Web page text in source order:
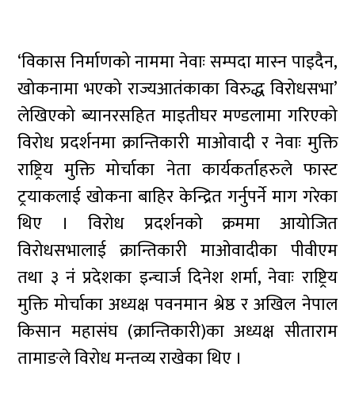
‘विकास निर्माणको नाममा नेवाः सम्पदा मास्न पाइदैन,
खोकनामा भएको राज्यआतंकाका विरुद्ध विरोधसभा’
लेखिएको ब्यानरसहित माइतीघर मण्डलामा गरिएको
विरोध प्रदर्शनमा क्रान्तिकारी माओवादी र नेवाः मुक्ति
राष्ट्रिय मुक्ति मोर्चाका नेता कार्यकर्ताहरुले फास्ट
ट्रयाकलाई खोकना बाहिर केन्द्रित गर्नुपर्ने माग गरेका
थिए । विरोध प्रदर्शनको क्रममा आयोजित
विरोधसभालाई क्रान्तिकारी माओवादीका पीवीएम
तथा ३ नंं प्रदेशका इन्चार्ज दिनेश शर्मा, नेवाः राष्ट्रिय
मुक्ति मोर्चाका अध्यक्ष पवनमान श्रेष्ठ र अखिल नेपाल
किसान महासंघ (क्रान्तिकारी)का अध्यक्ष सीताराम
तामाङले विरोध मन्तव्य राखेका थिए ।